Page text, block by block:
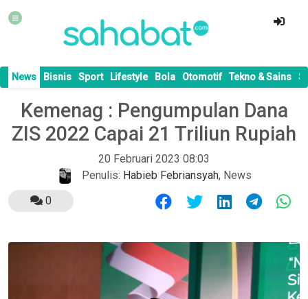
News Bisnis Sport Lifestyle Bola Otomotif Tekno & Sains
Kemenag : Pengumpulan Dana
ZIS 2022 Capai 21 Triliun Rupiah
20 Februari 2023 08:03
Penulis: Habieb Febriansyah, News
0